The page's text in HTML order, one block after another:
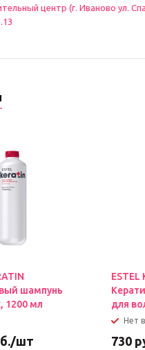
центр (г. Иваново ул.
шампунь
1200 мл
/шт
ESTEL
для
Нет
730